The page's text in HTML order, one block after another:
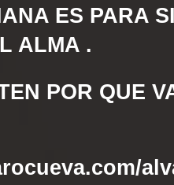
ES PARA
ALMA .
POR QUE